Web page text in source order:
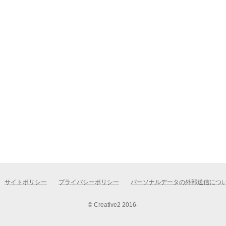
サイトポリシー プライバシーポリシー パーソナルデータの外部送信につ
© Creative2 2016-